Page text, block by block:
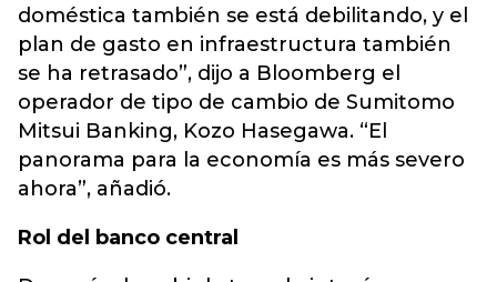
doméstica también se está debilitando, y el
plan de gasto en infraestructura también
se ha retrasado”, dijo a Bloomberg el
operador de tipo de cambio de Sumitomo
Mitsui Banking, Kozo Hasegawa. “El
panorama para la economía es más severo
ahora”, añadió.
Rol del banco central